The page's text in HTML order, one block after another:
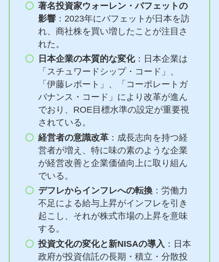
著名投資家ウォーレン・バフェットの
影響 ：2023年にバフェットが日本を訪
れ、商社株を買い増したことが注目さ
れた。
日本企業の本質的な変化：日本企業は
「スチュワードシップ・コード」、
「伊藤レポート」、「コーポレートガ
バナンス・コード」により改革が進ん
でおり、ROE目標水準の設定が重要視
されている。
経営者の意識改革 ：成長志向を持つ経
営者が増え、特に味の素のような企業
が経営改善と企業価値向上に取り組ん
でいる。
デフレからインフレへの転換 ：労働力
不足による給与上昇がインフレを引き
起こし、それが株式市場の上昇を意味
する。
投資文化の変化と新NISAの導入 ：日本
政府が投資信託の長期・積立・分散投